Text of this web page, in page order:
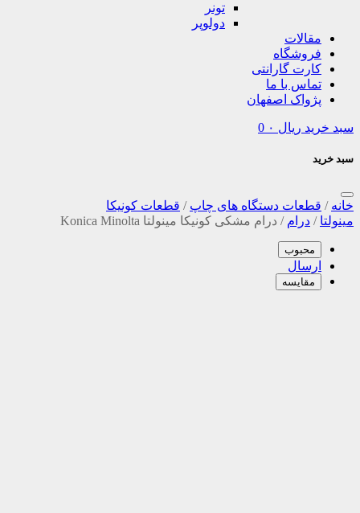
تونر
دولوپر
مقالات
فروشگاه
کارت گارانتی
تماس با ما
پژواک اصفهان
سبد خرید ریال 0
سبد خرید
خانه / قطعات دستگاه های چاپ / قطعات کونیکا
مینولتا / درام / درام مشکی کونیکا مینولتا Konica Minolta
محبوب
ارسال
مقایسه